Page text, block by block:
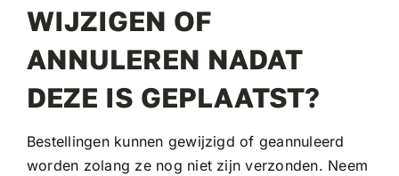
WIJZIGEN OF
ANNULEREN NADAT
DEZE IS GEPLAATST?
Bestellingen kunnen gewijzigd of geannuleerd
worden zolang ze nog niet zijn verzonden. Neem